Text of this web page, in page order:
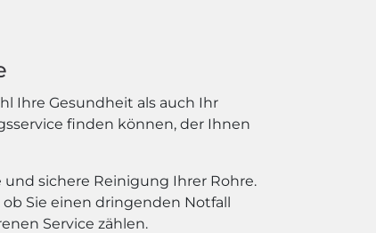
Ihre Gesundheit als auch Ihr
finden können, der Ihnen
sichere Reinigung Ihrer Rohre.
Sie einen dringenden Notfall
Service zählen.